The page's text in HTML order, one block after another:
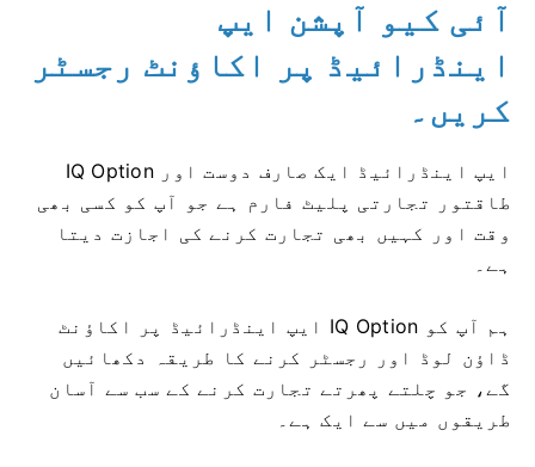
آئی کیو آپشن ایپ
اینڈرائیڈ پر اکاؤنٹ رجسٹر
کریں۔
IQ Option ایپ اینڈرائیڈ ایک صارف دوست اور
طاقتور تجارتی پلیٹ فارم ہے جو آپ کو کسی بھی
وقت اور کہیں بھی تجارت کرنے کی اجازت دیتا
ہے۔
ہم آپ کو IQ Option ایپ اینڈرائیڈ پر اکاؤنٹ
ڈاؤن لوڈ اور رجسٹر کرنے کا طریقہ دکھائیں
گے، جو چلتے پھرتے تجارت کرنے کے سب سے آسان
طریقوں میں سے ایک ہے۔